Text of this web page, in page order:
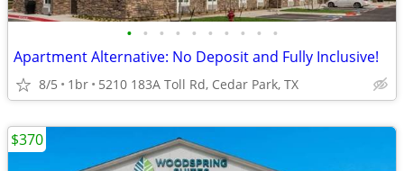
• • • • • • • • • •
Apartment Alternative: No Deposit and Fully Inclusive!
8/5 1br 5210 183A Toll Rd, Cedar Park, TX
$370